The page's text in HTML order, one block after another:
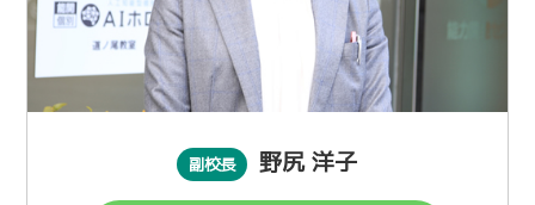
副校長 野尻 洋子